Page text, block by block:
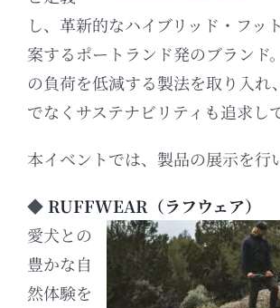
し、革新的なハイブリッド・フッ
案するポートランド発のブランド。
の負荷を低減する製法を取り入れ
でなくサステナビリティも追求し
本イベントでは、製品の展示を行
◆ RUFFWEAR（ラフウェア）
愛犬との
豊かな自
然体験を